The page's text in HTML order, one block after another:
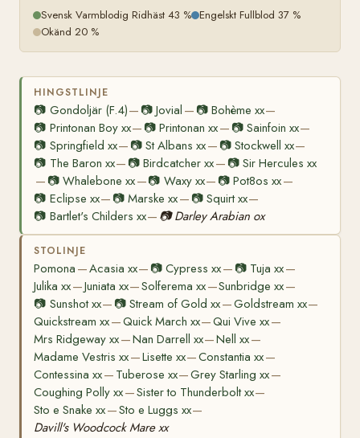
Svensk Varmblodig Ridhäst 43 % Engelskt Fullblod 37 %
Okänd 20 %
HINGSTLINJE
📷 Gondoljär (F.4)— 📷Jovial — 📷 Bohème xx—
📷 Printonan Boy xx— 📷Printonan xx— 📷 Sainfoin xx—
📷 Springfield xx— 📷St Albans xx— 📷 Stockwell xx—
📷 The Baron xx— 📷Birdcatcher xx— 📷 Sir Hercules xx
— 📷Whalebone xx—📷 Waxy xx— 📷Pot8os xx—
📷 Eclipse xx— 📷Marske xx— 📷 Squirt xx—
📷 Bartlet's Childers xx— 📷 Darley Arabian ox
STOLINJE
Pomona —Acasia xx— 📷Cypress xx— 📷 Tuja xx—
Julika xx—Juniata xx—Solferema xx—Sunbridge xx—
📷 Sunshot xx— 📷Stream of Gold xx—Goldstream xx—
Quickstream xx—Quick March xx—Qui Vive xx—
Mrs Ridgeway xx—Nan Darrell xx—Nell xx—
Madame Vestris xx—Lisette xx—Constantia xx—
Contessina xx— Tuberose xx—Grey Starling xx—
Coughing Polly xx—Sister to Thunderbolt xx—
Sto e Snake xx—Sto e Luggs xx—
Davill's Woodcock Mare xx